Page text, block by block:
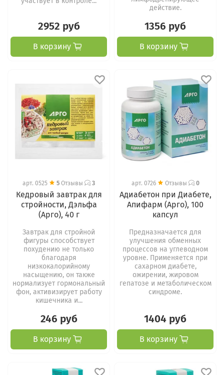
2952 руб
В корзину
действие.
1356 руб
В корзину
арт. 0525 5 Отзывы 3
Кедровый завтрак для
стройности, Дэльфа
(Арго), 40 г
Завтрак для стройной
фигуры способствует
похудению не только
благодаря
низкокалорийному
насыщению, он также
нормализует гормональный
фон, активизирует работу
кишечника и...
246 руб
В корзину
арт. 0726 Отзывы 0
Адиабетон при Диабете,
Апифарм (Арго), 100
капсул
Предназначается для
улучшения обменных
процессов на углеводном
уровне. Применяется при
сахарном диабете,
ожирении, жировом
гепатозе и метаболическом
синдроме.
1404 руб
В корзину